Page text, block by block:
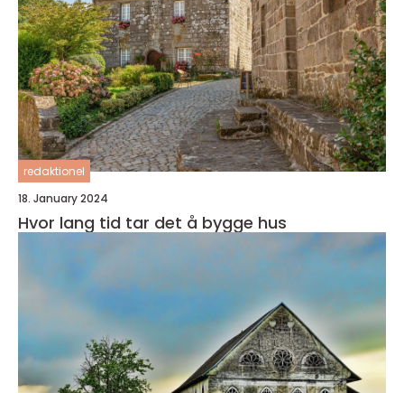
redaktionel
18. January 2024
Hvor lang tid tar det å bygge hus